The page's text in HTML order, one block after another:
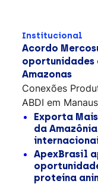
Institucional
Acordo
oportunidades
Amazonas
Conexões
ABDI em
Exporta
da
ApexBrasil
proteína